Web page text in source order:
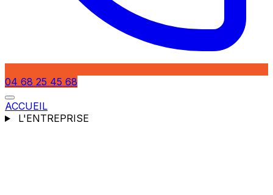
04 68 25 45 68
ACCUEIL
L'ENTREPRISE